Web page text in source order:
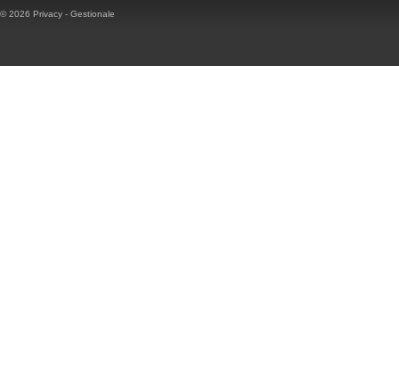
© 2026 Privacy - Gestionale